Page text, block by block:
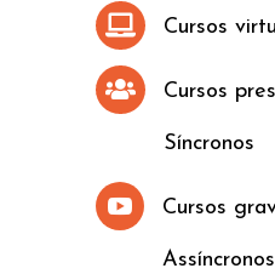
 Cursos
 Cursos
Síncronos
 Cursos
Assíncronos